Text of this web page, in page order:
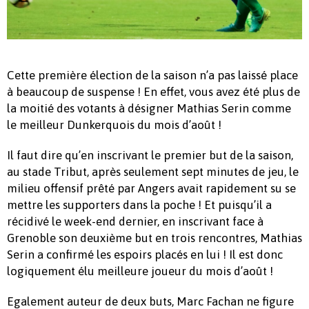
Cette première élection de la saison n’a pas laissé place
à beaucoup de suspense ! En effet, vous avez été plus de
la moitié des votants à désigner Mathias Serin comme
le meilleur Dunkerquois du mois d’août !
Il faut dire qu’en inscrivant le premier but de la saison,
au stade Tribut, après seulement sept minutes de jeu, le
milieu offensif prêté par Angers avait rapidement su se
mettre les supporters dans la poche ! Et puisqu’il a
récidivé le week-end dernier, en inscrivant face à
Grenoble son deuxième but en trois rencontres, Mathias
Serin a confirmé les espoirs placés en lui ! Il est donc
logiquement élu meilleure joueur du mois d’août !
Egalement auteur de deux buts, Marc Fachan ne figure